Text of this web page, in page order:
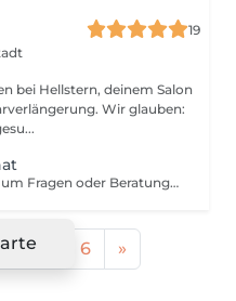
19
bei Hellstern, deinem Salon
Wir glauben:
Bei dieser Dienstleistung geht es um Fragen oder Beratungen, die man an uns hat. bei der Onlinebuchung Telefonnummer hinterlassen und wir rufen um die Uhrzeit zurück auf welche der Termin gebucht wurde.
4 6 »